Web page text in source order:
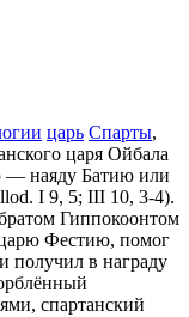
царь Спарты,
царя Ойбала
— наяду Батию или
I 9, 5; III 10, 3-4).
Гиппокоонтом
Фестию, помог
получил в награду
спартанский